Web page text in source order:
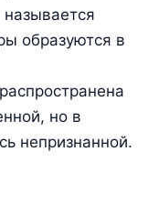
образуются в
но в
непризнанной.